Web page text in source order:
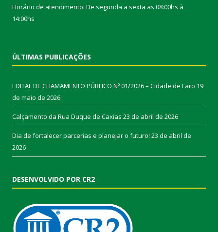
Horário de atendimento: De segunda a sexta as 08:00hs à
14:00hs
ÚLTIMAS PUBLICAÇÕES
EDITAL DE CHAMAMENTO PÚBLICO Nº 01/2026 – Cidade de Faro 19
de maio de 2026
Calçamento da Rua Duque de Caxias 23 de abril de 2026
Dia de fortalecer parcerias e planejar o futuro! 23 de abril de
2026
DESENVOLVIDO POR CR2